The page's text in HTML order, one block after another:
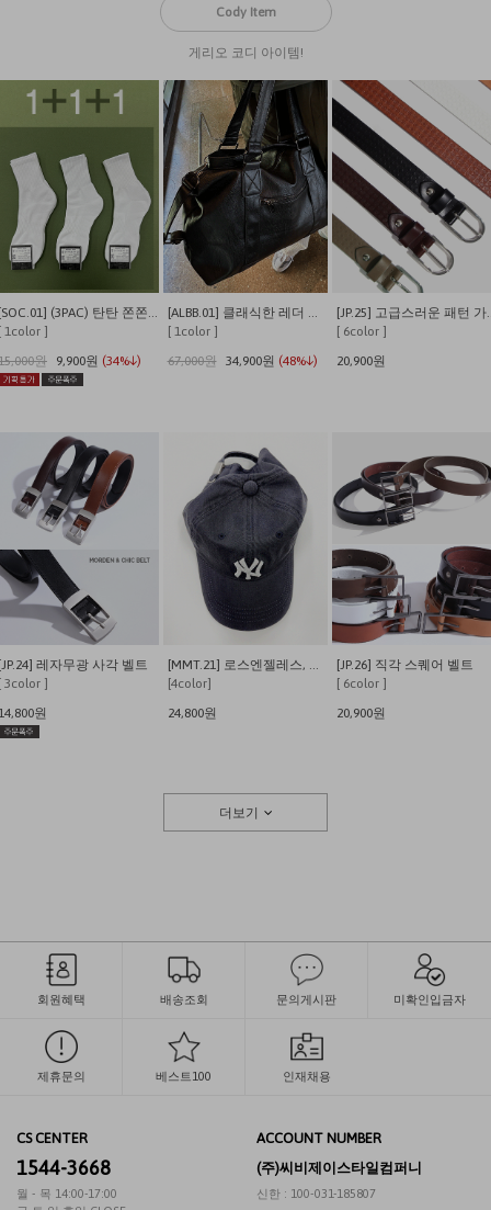
Cody Item
게리오 코디 아이템!
[SOC.01] (3PAC) 탄탄 쫀쫀 발이 편안한 쿠셔닝 사계절 데일리양말
1color ]
원
9,900원 (34%↓)
[ALBB.01] 클래식한 레더 크로스 보스턴백
[ 1color ]
67,000원
34,900원 (48%↓)
[JP.25]
[ 6color ]
20,900원
레자무광 사각 벨트
3color ]
원
[MMT.21] 로스엔젤레스, 뉴욕 워싱 캡
[4color]
24,800원
[JP.26] 직각 스퀘어 벨트
[ 6color ]
20,900원
더보기
회원혜택 배송조회 문의게시판 미확인입금자
제휴문의 베스트100 인재채용
CS CENTER
1544-3668
월 - 목 14:00-17:00
ACCOUNT NUMBER
(주)씨비제이스타일컴퍼니
신한 : 100-031-185807